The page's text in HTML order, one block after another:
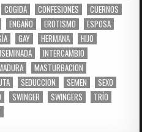
COGIDA CONFESIONES
CUERNOS
ENGAÑO EROTISMO
ESPOSA
GAY HERMANA
HIJO
INTERCAMBIO
MASTURBACION
SEDUCCION SEMEN
SEXO
SWINGER SWINGERS
TRÍO